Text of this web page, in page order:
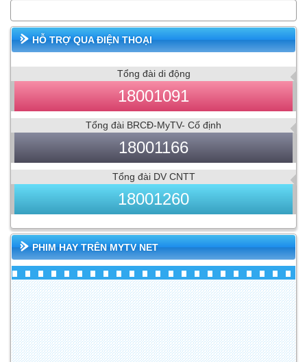
HỖ TRỢ QUA ĐIỆN THOẠI
Tổng đài di động
18001091
Tổng đài BRCĐ-MyTV- Cố định
18001166
Tổng đài DV CNTT
18001260
PHIM HAY TRÊN MYTV NET